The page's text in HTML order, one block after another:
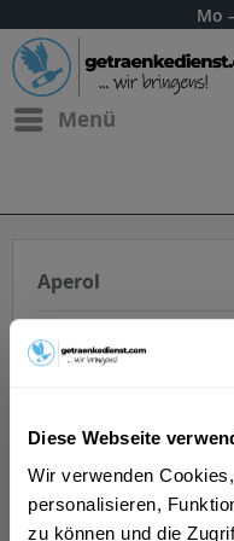
Diese Webseite
Wir verwenden
personalisieren,
zu können und die
Mo
Menü
Aperol
Lass dir die
Hause oder ins